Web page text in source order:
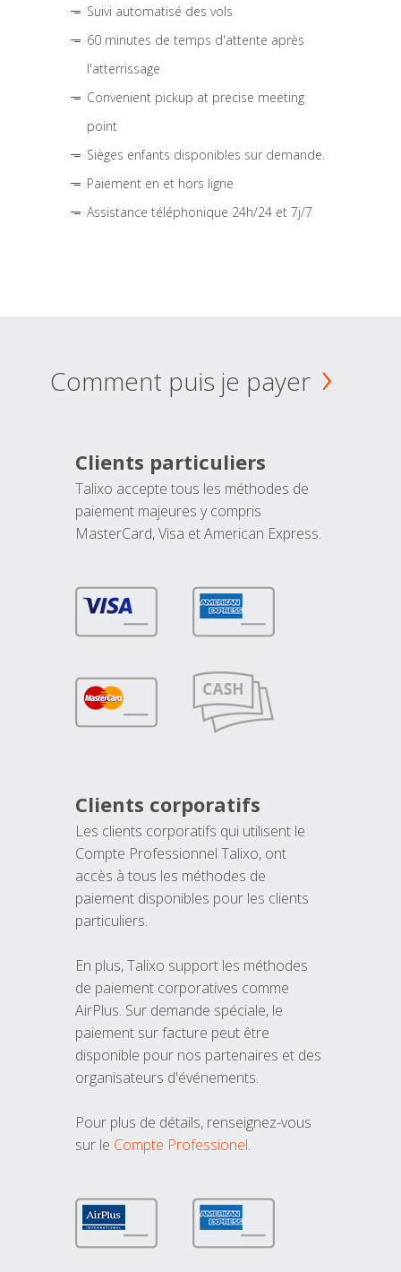
Suivi automatisé des vols
60 minutes de temps d'attente après
l'atterrissage
Convenient pickup at precise meeting
point
Sièges enfants disponibles sur demande.
Paiement en et hors ligne
Assistance téléphonique 24h/24 et 7j/7
Comment puis je payer
Clients particuliers
Talixo accepte tous les méthodes de
paiement majeures y compris
MasterCard, Visa et American Express.
Clients corporatifs
Les clients corporatifs qui utilisent le
Compte Professionnel Talixo, ont
accès à tous les méthodes de
paiement disponibles pour les clients
particuliers.
En plus, Talixo support les méthodes
de paiement corporatives comme
AirPlus. Sur demande spéciale, le
paiement sur facture peut être
disponible pour nos partenaires et des
organisateurs d'événements.
Pour plus de détails, renseignez-vous
sur le Compte Professionel.